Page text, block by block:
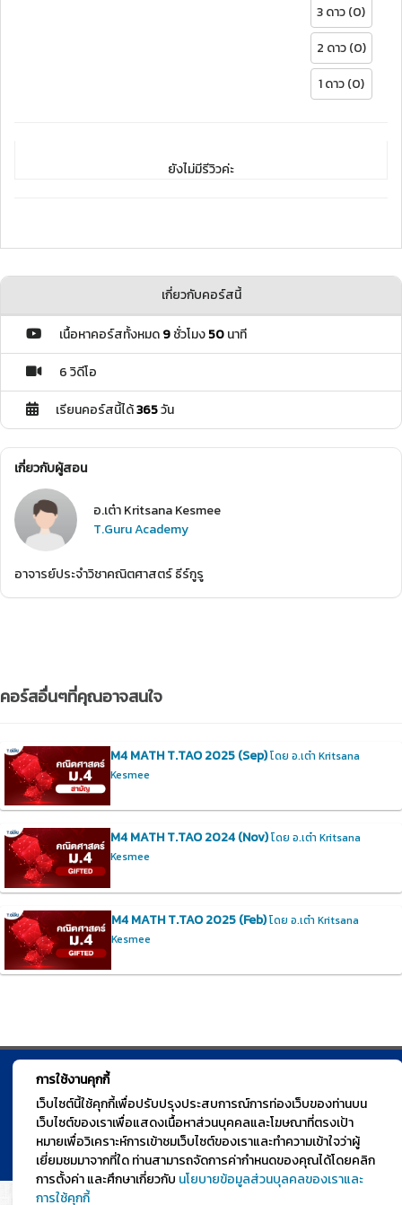
3 ดาว (0)
2 ดาว (0)
1 ดาว (0)
ยังไม่มีรีวิวค่ะ
เกี่ยวกับคอร์สนี้
เนื้อหาคอร์สทั้งหมด9ชั่วโมง50นาที
6 วิดีโอ
เรียนคอร์สนี้ได้365วัน
เกี่ยวกับผู้สอน
อ.เต๋า Kritsana Kesmee
T.Guru Academy
อาจารย์ประจำวิชาคณิตศาสตร์ ธีร์กูรู
คอร์สอื่นๆที่คุณอาจสนใจ
M4 MATH T.TAO 2025 (Sep)โดย อ.เต๋า Kritsana
Kesmee
M4 MATH T.TAO 2024 (Nov)โดย อ.เต๋า Kritsana
Kesmee
M4 MATH T.TAO 2025 (Feb)โดย อ.เต๋า Kritsana
Kesmee
การใช้งานคุกกี้
เว็บไซต์นี้ใช้คุกกี้เพื่อปรับปรุงประสบการณ์การท่องเว็บของท่านบน
เว็บไซต์ของเราเพื่อแสดงเนื้อหาส่วนบุคคลและโฆษณาที่ตรงเป้า
หมายเพื่อวิเคราะห์การเข้าชมเว็บไซต์ของเราและทำความเข้าใจว่าผู้
เยี่ยมชมมาจากที่ใด ท่านสามารถจัดการค่ากำหนดของคุณได้โดยคลิก
การตั้งค่า และศึกษาเกี่ยวกับ นโยบายข้อมูลส่วนบุลคลของเราและ
การใช้คุกกี้
© TGURU.online 2026 All right reserved. v1.0 Powered by Course
Square